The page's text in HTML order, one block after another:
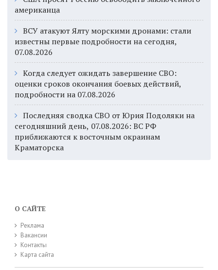
американца
ВСУ атакуют Ялту морскими дронами: стали
известны первые подробности на сегодня,
07.08.2026
Когда следует ожидать завершение СВО:
оценки сроков окончания боевых действий,
подробности на 07.08.2026
Последняя сводка СВО от Юрия Подоляки на
сегодняшний день, 07.08.2026: ВС РФ
приближаются к восточным окраинам
Краматорска
О САЙТЕ
Реклама
Вакансии
Контакты
Карта сайта